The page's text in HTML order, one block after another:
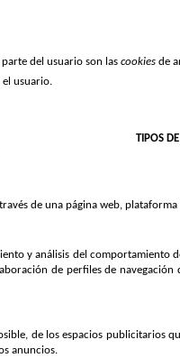
del usuario son las cookies de
usuario.
TIPOS
de una página web,
y análisis del
de perfiles de
de los espacios
anuncios.